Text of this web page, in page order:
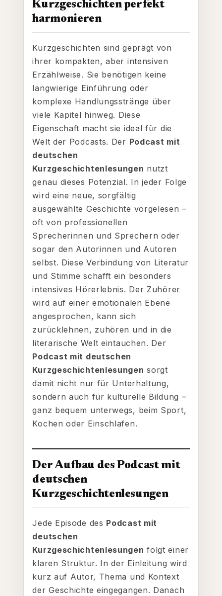
Kurzgeschichten perfekt
harmonieren
Kurzgeschichten sind geprägt von
ihrer kompakten, aber intensiven
Erzählweise. Sie benötigen keine
langwierige Einführung oder
komplexe Handlungsstränge über
viele Kapitel hinweg. Diese
Eigenschaft macht sie ideal für die
Welt der Podcasts. Der Podcast mit
deutschen
Kurzgeschichtenlesungen nutzt
genau dieses Potenzial. In jeder Folge
wird eine neue, sorgfältig
ausgewählte Geschichte vorgelesen –
oft von professionellen
Sprecherinnen und Sprechern oder
sogar den Autorinnen und Autoren
selbst. Diese Verbindung von Literatur
und Stimme schafft ein besonders
intensives Hörerlebnis. Der Zuhörer
wird auf einer emotionalen Ebene
angesprochen, kann sich
zurücklehnen, zuhören und in die
literarische Welt eintauchen. Der
Podcast mit deutschen
Kurzgeschichtenlesungen sorgt
damit nicht nur für Unterhaltung,
sondern auch für kulturelle Bildung –
ganz bequem unterwegs, beim Sport,
Kochen oder Einschlafen.
Der Aufbau des Podcast mit
deutschen
Kurzgeschichtenlesungen
Jede Episode des Podcast mit
deutschen
Kurzgeschichtenlesungen folgt einer
klaren Struktur. In der Einleitung wird
kurz auf Autor, Thema und Kontext
der Geschichte eingegangen. Danach